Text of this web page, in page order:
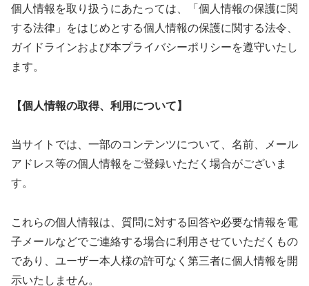
個人情報を取り扱うにあたっては、「個人情報の保護に関
する法律」をはじめとする個人情報の保護に関する法令、
ガイドラインおよび本プライバシーポリシーを遵守いたし
ます。
【個人情報の取得、利用について】
当サイトでは、一部のコンテンツについて、名前、メール
アドレス等の個人情報をご登録いただく場合がございま
す。
これらの個人情報は、質問に対する回答や必要な情報を電
子メールなどでご連絡する場合に利用させていただくもの
であり、ユーザー本人様の許可なく第三者に個人情報を開
示いたしません。